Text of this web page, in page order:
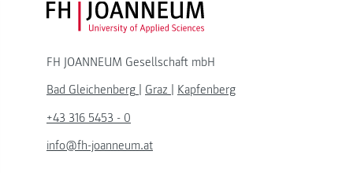
FH JOANNEUM Logo
FH JOANNEUM Gesellschaft mbH
Bad Gleichenberg
Graz
Kapfenberg
+43 316 5453 - 0
info@fh-joanneum.at